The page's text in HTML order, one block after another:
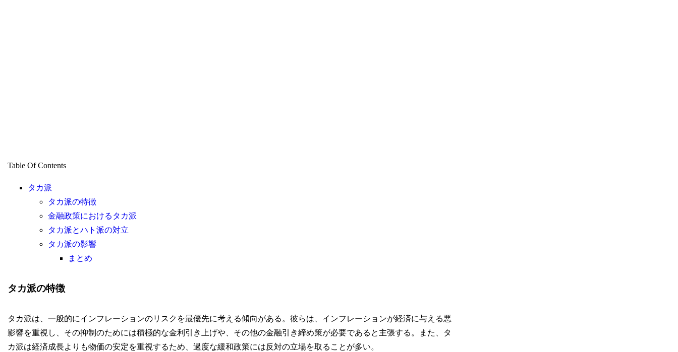
Table Of Contents
タカ派
タカ派の特徴
金融政策におけるタカ派
タカ派とハト派の対立
タカ派の影響
まとめ
タカ派の特徴
タカ派は、一般的にインフレーションのリスクを最優先に考える傾向がある。彼らは、インフレーションが経済に与える悪
影響を重視し、その抑制のためには積極的な金利引き上げや、その他の金融引き締め策が必要であると主張する。また、タ
カ派は経済成長よりも物価の安定を重視するため、過度な緩和政策には反対の立場を取ることが多い。